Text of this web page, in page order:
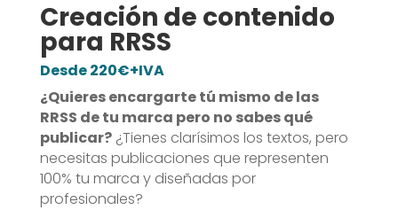
Creación de contenido
para RRSS
Desde 220€+IVA
¿Quieres encargarte tú mismo de las
RRSS de tu marca pero no sabes qué
publicar?¿Tienes clarísimos los textos, pero
necesitas publicaciones que representen
100% tu marca y diseñadas por
profesionales?